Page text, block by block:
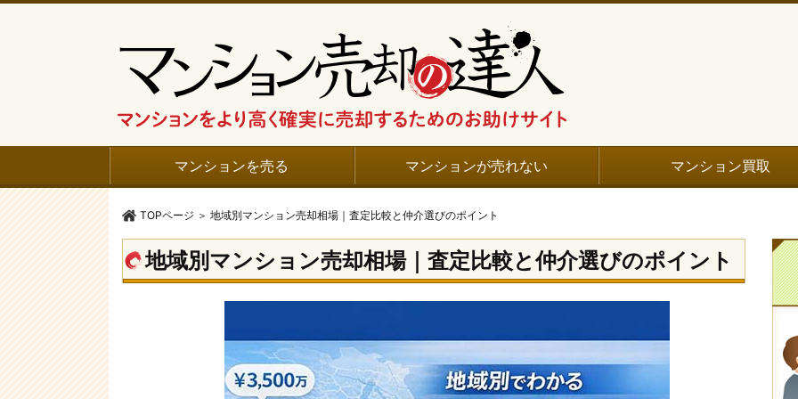
マンションを売る マンションが売れない マンション買取
TOPページ ＞ 地域別マンション売却相場｜査定比較と仲介選びのポイント
地域別マンション売却相場｜査定比較と仲介選びのポイント